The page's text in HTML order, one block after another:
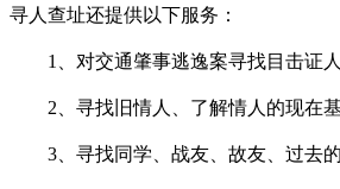
寻人查址还提供以下服务：
1、对交通肇事逃逸案寻找目击证人
2、寻找旧情人、了解情人的现在基
3、寻找同学、战友、故友、过去的